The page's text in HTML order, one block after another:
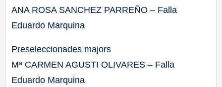
ANA ROSA SANCHEZ PARREÑO – Falla
Eduardo Marquina
Preseleccionades majors
Mª CARMEN AGUSTI OLIVARES – Falla
Eduardo Marquina